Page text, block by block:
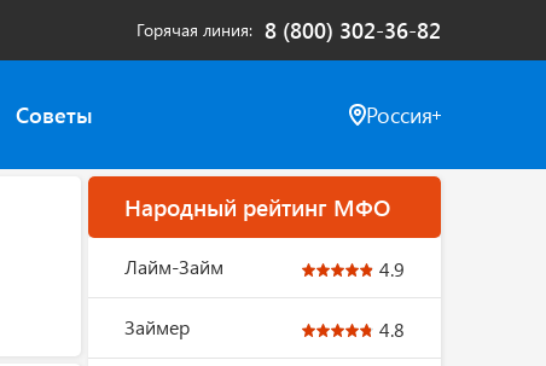
Горячая линия 8 (800) 302-36-82
Советы Россия
Народный рейтинг МФО
Лайм-Займ 4.9
Займер 4.8